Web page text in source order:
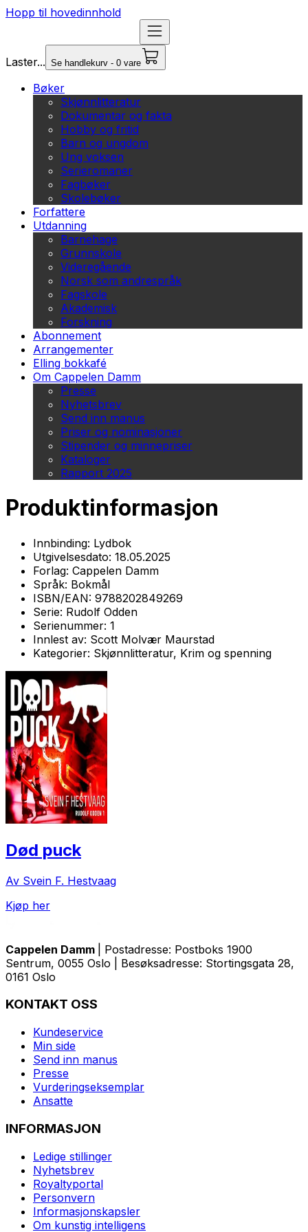
Hopp til hovedinnhold
Laster... Se handlekurv - 0 vare
Bøker
Skjønnlitteratur
Dokumentar og fakta
Hobby og fritid
Barn og ungdom
Ung voksen
Serieromaner
Fagbøker
Skolebøker
Forfattere
Utdanning
Barnehage
Grunnskole
Videregående
Norsk som andrespråk
Fagskole
Akademisk
Forskning
Abonnement
Arrangementer
Elling bokkafé
Om Cappelen Damm
Presse
Nyhetsbrev
Send inn manus
Priser og nominasjoner
Stipender og minnepriser
Kataloger
Rapport 2025
Produktinformasjon
Innbinding: Lydbok
Utgivelsesdato: 18.05.2025
Forlag: Cappelen Damm
Språk: Bokmål
ISBN/EAN: 9788202849269
Serie: Rudolf Odden
Serienummer: 1
Innlest av: Scott Molvær Maurstad
Kategorier: Skjønnlitteratur, Krim og spenning
Død puck
Av Svein F. Hestvaag
Kjøp her
Cappelen Damm
| Postadresse: Postboks 1900
Sentrum, 0055 Oslo | Besøksadresse: Stortingsgata 28,
0161 Oslo
KONTAKT OSS
Kundeservice
Min side
Send inn manus
Presse
Vurderingseksemplar
Ansatte
INFORMASJON
Ledige stillinger
Nyhetsbrev
Royaltyportal
Personvern
Informasjonskapsler
Om kunstig intelligens